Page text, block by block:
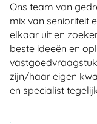
Ons team van
mix van senioriteit
elkaar uit en
beste ideeën en
zijn/haar eigen
en specialist